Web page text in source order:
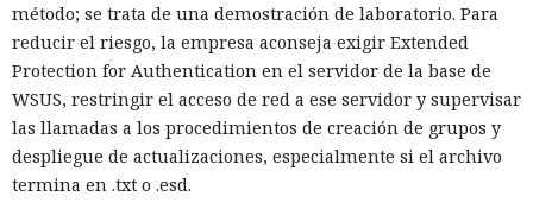
El interés del gobierno no se limitó al contenido de los
mensajes. Durante los interrogatorios a los demandantes,
chats había funcionarias o funcionarios y grupos políticos,
si participaban personas de otros estados y quién
organizaba las comunidades. De hecho, la disputa sobre la
método; se trata de una demostración de laboratorio. Para
reducir el riesgo, la empresa aconseja exigir Extended
Protection for Authentication en el servidor de la base de
WSUS, restringir el acceso de red a ese servidor y supervisar
las llamadas a los procedimientos de creación de grupos y
despliegue de actualizaciones, especialmente si el archivo
termina en .txt o .esd.